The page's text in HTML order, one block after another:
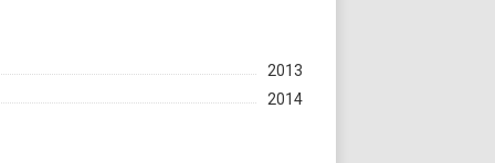
2013
2014